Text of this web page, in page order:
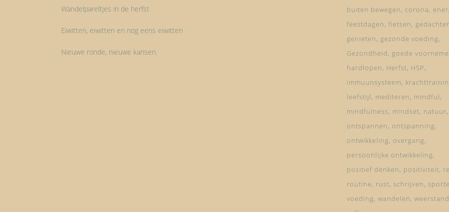
Wandelpareltjes in de herfst
Eiwitten, eiwitten en nog eens eiwitten
Nieuwe ronde, nieuwe kansen.
buiten bewegen
corona
feestdagen fietsen
genieten
gezonde voeding
Gezondheid
goede
hardlopen
Herfst HSP
immuunsysteem
leefstijl
mediteren
mindful
mindfulness mindset natuur
ontspannen
ontspanning
ontwikkeling
overgang
persoonlijke ontwikkeling
positief denken
positiviteit
routine rust schrijven
voeding wandelen weerstand